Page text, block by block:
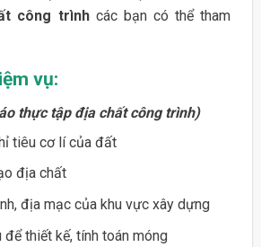
công trình các bạn có thể tham
vụ:
thực tập địa chất công trình)
tiêu cơ lí của đất
địa chất
địa mạc của khu vực xây dựng
thiết kế, tính toán móng